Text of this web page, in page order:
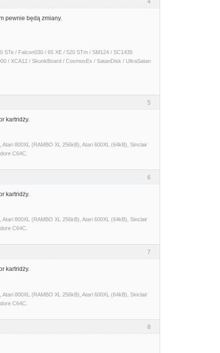
pewnie będą zmiany.
STe / Falcon030 / 65 XE / 520 STm / SM124 / SC1435
/ XCA12 / SkunkBoard / CosmosEx / SatanDisk / UltraSatan
5
kartridży.
800XL (RAMBO XL 256kB), Atari 600XL (64kB), Sinclair
C64C.
6
kartridży.
800XL (RAMBO XL 256kB), Atari 600XL (64kB), Sinclair
C64C.
7
kartridży.
800XL (RAMBO XL 256kB), Atari 600XL (64kB), Sinclair
C64C.
8